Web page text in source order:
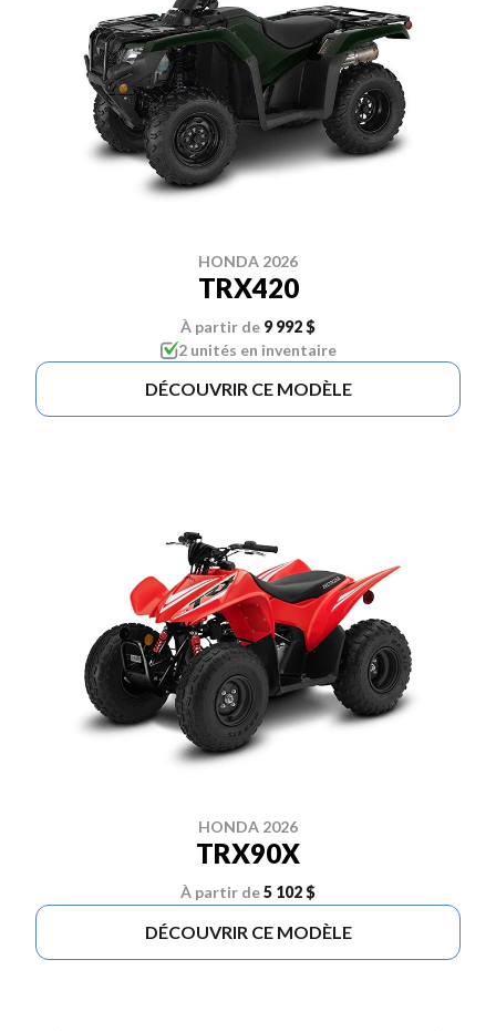
HONDA 2026
TRX420
À partir de 9 992 $
2 unités en inventaire
DÉCOUVRIR CE MODÈLE
HONDA 2026
TRX90X
À partir de5 102 $
DÉCOUVRIR CE MODÈLE